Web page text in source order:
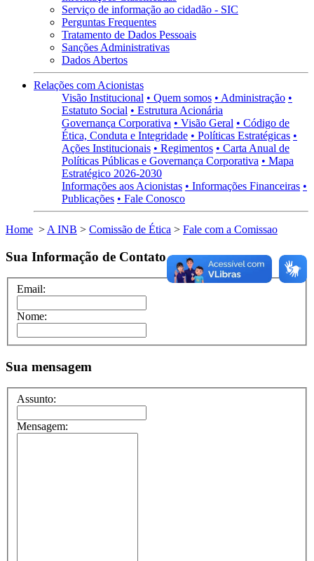
Serviço de informação ao cidadão - SIC
Perguntas Frequentes
Tratamento de Dados Pessoais
Sanções Administrativas
Dados Abertos
Relações com Acionistas
Visão Institucional • Quem somos • Administração •
Estatuto Social • Estrutura Acionária
Governança Corporativa • Visão Geral • Código de
Ética, Conduta e Integridade • Políticas Estratégicas •
Ações Institucionais • Regimentos • Carta Anual de
Políticas Públicas e Governança Corporativa • Mapa
Estratégico 2026-2030
Informações aos Acionistas • Informações Financeiras •
Publicações • Fale Conosco
Home > A INB > Comissão de Ética > Fale com a Comissao
Sua Informação de Contato
Email:
Nome:
Sua mensagem
Assunto:
Mensagem: